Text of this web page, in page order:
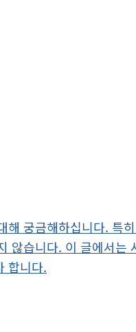
궁금해하십니다. 특
않습니다. 이 글에서는
합니다.